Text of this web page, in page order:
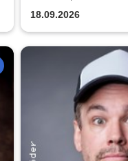
18.09.2026